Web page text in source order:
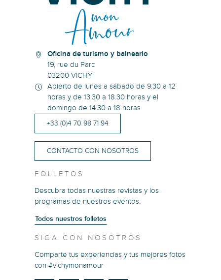
Oficina de turismo y balneario
19, rue du Parc
03200 VICHY
Abierto de lunes a sábado de 9.30 a 12
horas y de 13.30 a 18.30 horas y el
domingo de 14.30 a 18 horas
+33 (0)4 70 98 71 94
CONTACTO CON NOSOTROS
FOLLETOS
Descubra todas nuestras revistas y los
programas de nuestros eventos.
Todos nuestros folletos
SIGA CON NOSOTROS
Comparte tus experiencias y tus mejores fotos
con #vichymonamour